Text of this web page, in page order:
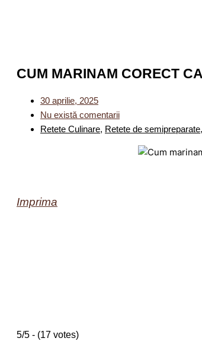
CUM MARINAM CORECT
30 aprilie, 2025
Nu există comentarii
Retete Culinare, Retete de semipreparate,
Imprima
5/5 - (17 votes)